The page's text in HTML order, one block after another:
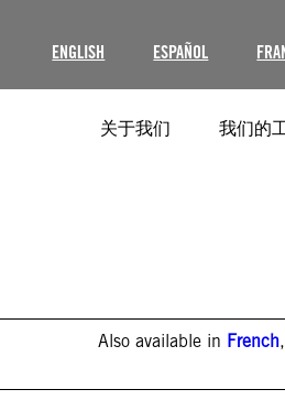
ENGLISH ESPAÑOL
关于我们 我们的
Also available in French,